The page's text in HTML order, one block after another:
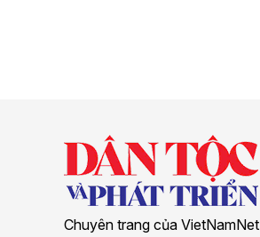
Chuyên trang của VietNamNet